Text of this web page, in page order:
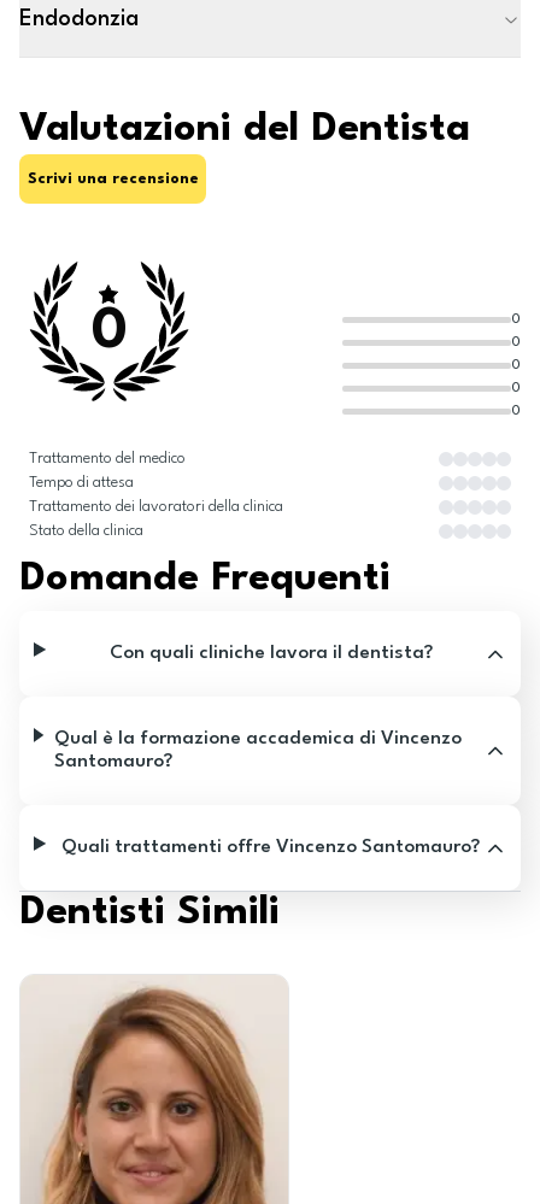
Endodonzia
Valutazioni del Dentista
Scrivi una recensione
0
0
0
0
0
0
Trattamento del medico
Tempo di attesa
Trattamento dei lavoratori della clinica
Stato della clinica
Domande Frequenti
Con quali cliniche lavora il dentista?
Qual è la formazione accademica di Vincenzo
Santomauro?
Quali trattamenti offre Vincenzo Santomauro?
Dentisti Simili